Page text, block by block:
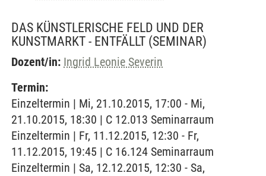
DAS KÜNSTLERISCHE FELD UND DER
KUNSTMARKT - ENTFÄLLT (SEMINAR)
Dozent/in: Ingrid Leonie Severin
Termin:
Einzeltermin | Mi, 21.10.2015, 17:00 - Mi,
21.10.2015, 18:30 | C 12.013 Seminarraum
Einzeltermin | Fr, 11.12.2015, 12:30 - Fr,
11.12.2015, 19:45 | C 16.124 Seminarraum
Einzeltermin | Sa, 12.12.2015, 12:30 - Sa,